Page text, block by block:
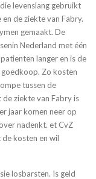
levenslang gebruikt
de ziekte van Fabry.
gemaakt. De
Nederland met één
langer en is de
Zo kosten
tussen de
ziekte van Fabry is
jaar komen neer op
nadenkt. et CvZ
kosten en wil
losbarsten. Is geld